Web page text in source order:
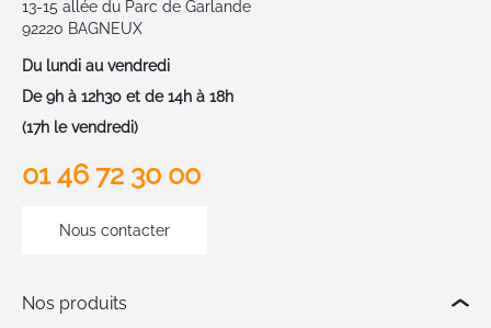
13-15 allée du Parc de Garlande
92220 BAGNEUX
Du lundi au vendredi
De 9h à 12h30 et de 14h à 18h
(17h le vendredi)
01 46 72 30 00
Nous contacter
Nos produits